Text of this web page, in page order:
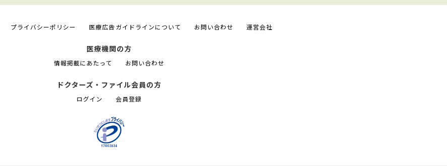
プライバシーポリシー 医療広告ガイドラインについて お問い合わせ 運営会社
医療機関の方
情報掲載にあたって お問い合わせ
ドクターズ・ファイル会員の方
ログイン 会員登録